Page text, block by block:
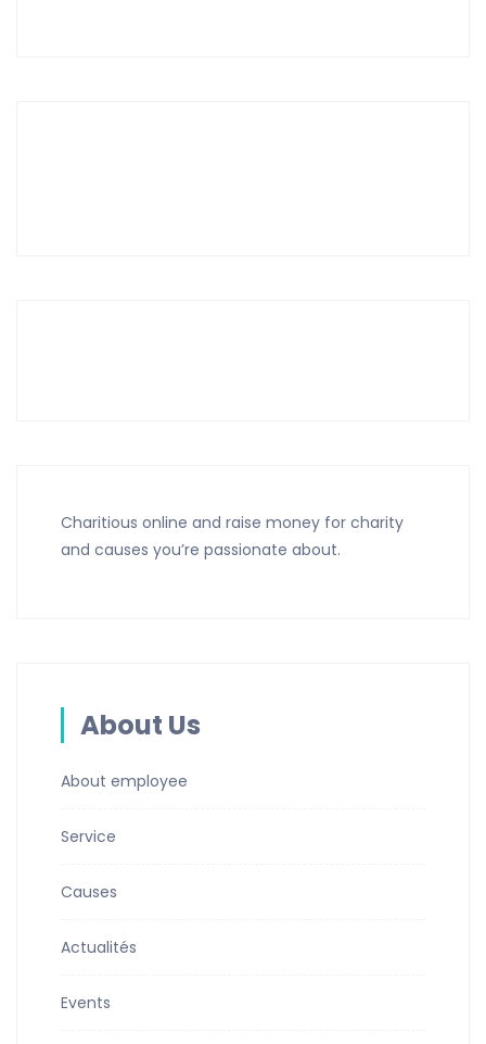
Charitious online and raise money for charity
and causes you’re passionate about.
About Us
About employee
Service
Causes
Actualités
Events